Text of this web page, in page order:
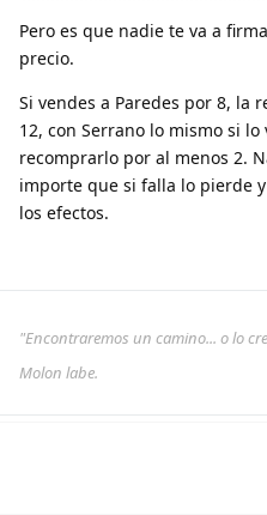
Pero es que nadie te va a
precio.
Si vendes a Paredes por 8, la
12, con Serrano lo mismo si
recomprarlo por al menos 2.
importe que si falla lo pierde
los efectos.
"Encontraremos un camino... o lo
Molon labe.